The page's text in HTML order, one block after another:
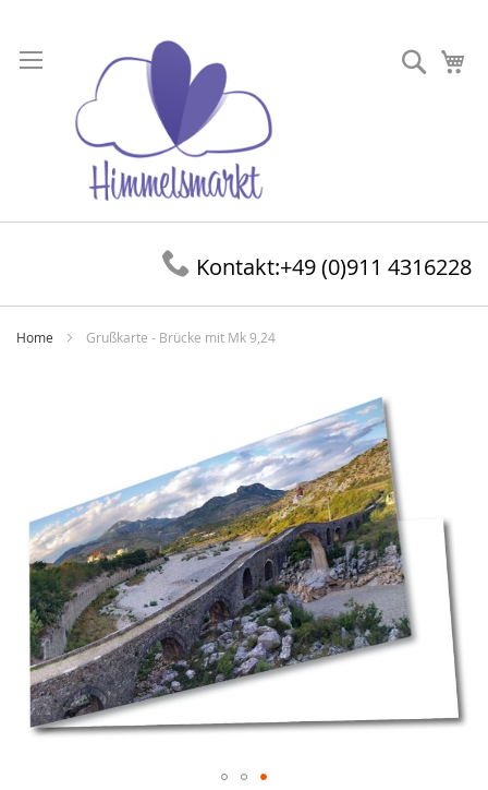
zum
Inhalt
Suche
Kontakt:+49 (0)911 4316228
Home Grußkarte - Brücke mit Mk 9,24